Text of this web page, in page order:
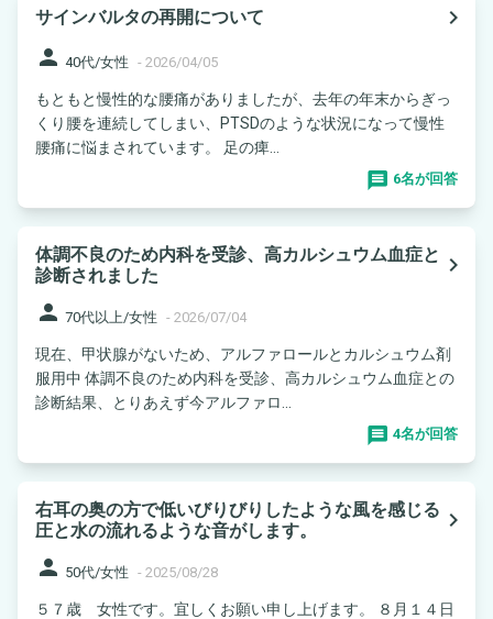
サインバルタの再開について
navigate_next
person 40代/女性 - 2026/04/05
もともと慢性的な腰痛がありましたが、去年の年末からぎっ
くり腰を連続してしまい、PTSDのような状況になって慢性
腰痛に悩まされています。 足の痺...
6名が回答
体調不良のため内科を受診、高カルシュウム血症と
診断されました
navigate_next
person 70代以上/女性 - 2026/07/04
現在、甲状腺がないため、アルファロールとカルシュウム剤
服用中 体調不良のため内科を受診、高カルシュウム血症との
診断結果、とりあえず今アルファロ...
4名が回答
右耳の奥の方で低いびりびりしたような風を感じる
圧と水の流れるような音がします。
navigate_next
person 50代/女性 - 2025/08/28
５７歳 女性です。宜しくお願い申し上げます。 ８月１４日